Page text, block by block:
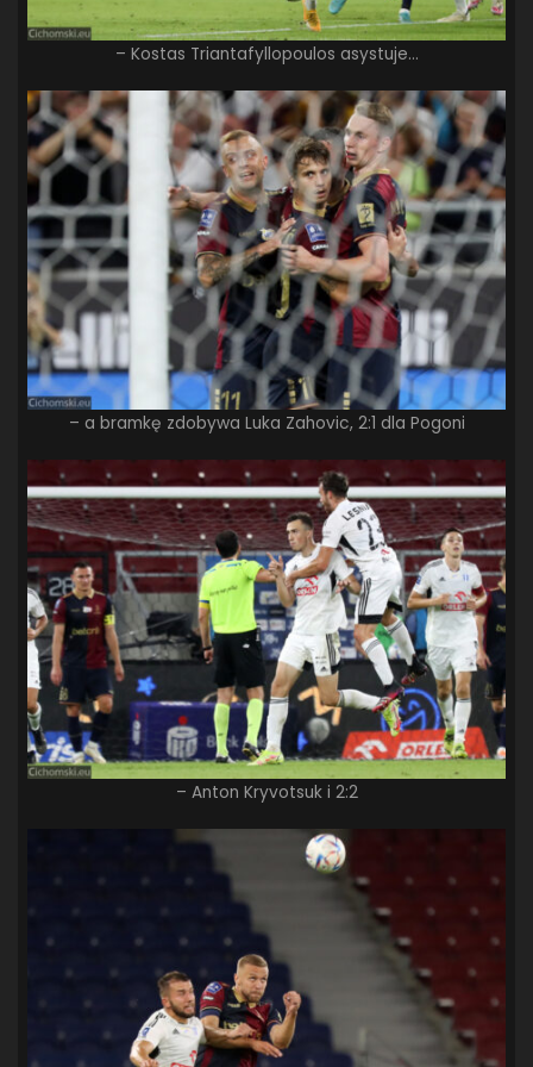
– Kostas Triantafyllopoulos asystuje…
– a bramkę zdobywa Luka Zahovic, 2:1 dla Pogoni
– Anton Kryvotsuk i 2:2